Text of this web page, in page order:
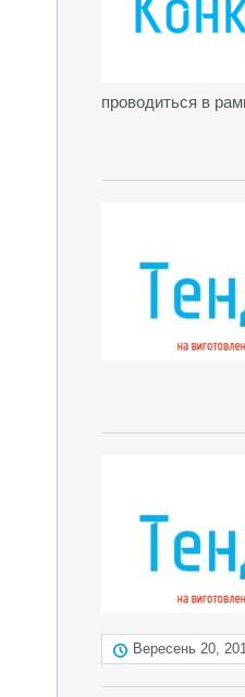
проводиться в
Вересень 20,